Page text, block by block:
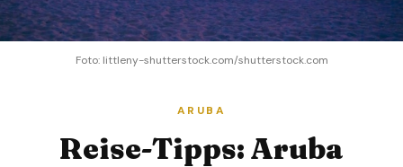
Foto: littleny-shutterstock.com/shutterstock.com
ARUBA
Reise-Tipps: Aruba